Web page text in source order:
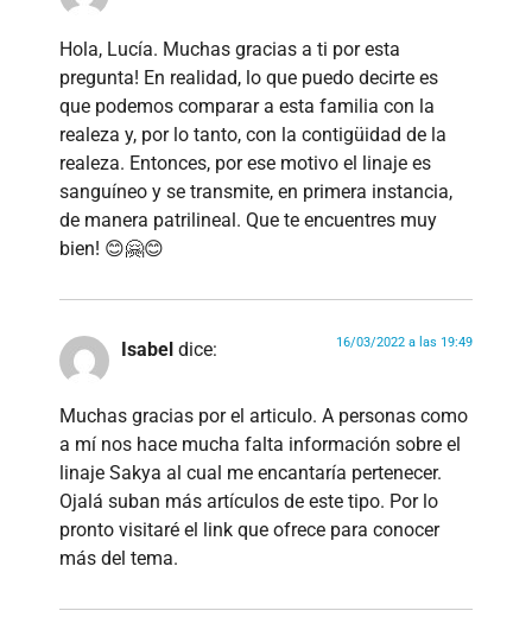
Hola, Lucía. Muchas gracias a ti por esta
pregunta! En realidad, lo que puedo decirte es
que podemos comparar a esta familia con la
realeza y, por lo tanto, con la contigüidad de la
realeza. Entonces, por ese motivo el linaje es
sanguíneo y se transmite, en primera instancia,
de manera patrilineal. Que te encuentres muy
bien! 😊🤗😊
Isabel dice: 16/03/2022 a las 19:49
Muchas gracias por el articulo. A personas como
a mí nos hace mucha falta información sobre el
linaje Sakya al cual me encantaría pertenecer.
Ojalá suban más artículos de este tipo. Por lo
pronto visitaré el link que ofrece para conocer
más del tema.